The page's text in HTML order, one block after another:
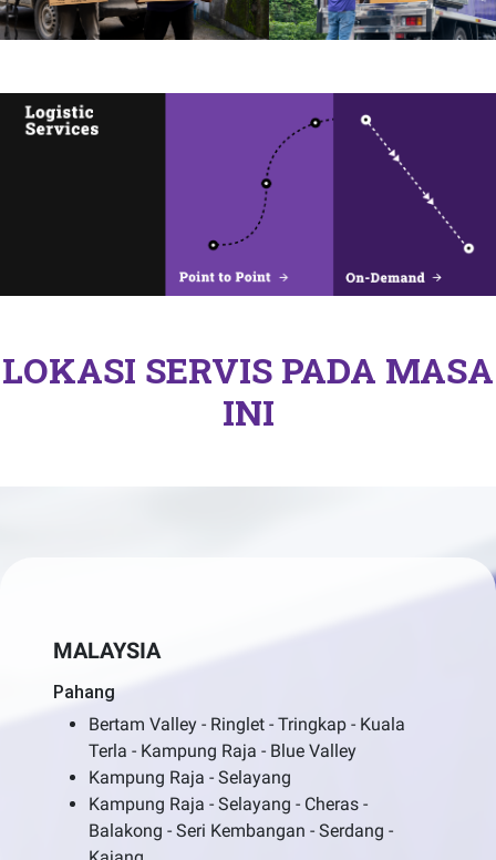
LOKASI SERVIS PADA MASA
INI
MALAYSIA
Pahang
Bertam Valley - Ringlet - Tringkap - Kuala
Terla - Kampung Raja - Blue Valley
Kampung Raja - Selayang
Kampung Raja - Selayang - Cheras -
Balakong - Seri Kembangan - Serdang -